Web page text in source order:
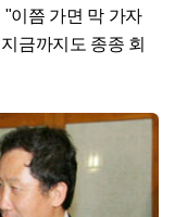
이쯤 가면 막 가자
금까지도 종종 회